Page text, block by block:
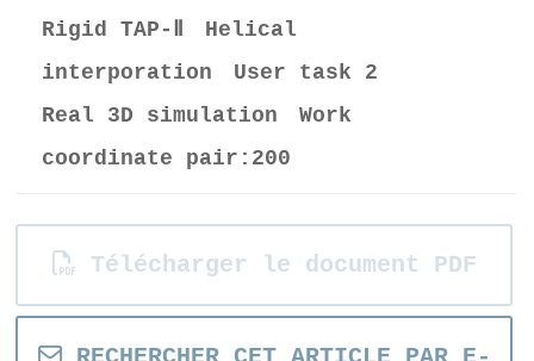
Rigid TAP-Ⅱ Helical
interporation User task 2
Real 3D simulation Work
coordinate pair:200
Télécharger le document PDF